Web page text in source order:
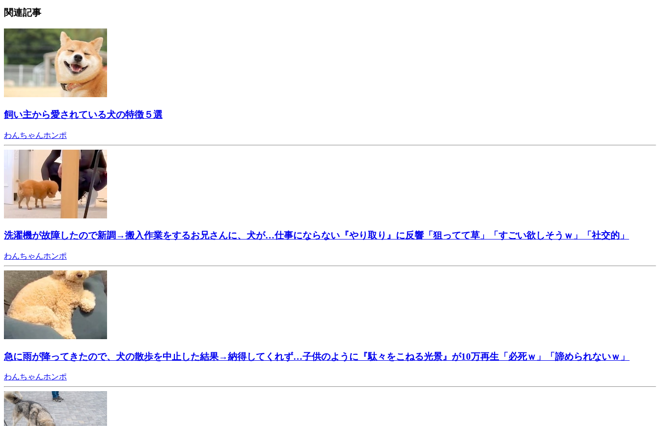
関連記事
飼い主から愛されている犬の特徴５選
わんちゃんホンポ
洗濯機が故障したので新調→搬入作業をするお兄さんに、犬が…仕事にならない『やり取り』に反響「狙ってて草」「すごい欲しそうｗ」「社交的」
わんちゃんホンポ
急に雨が降ってきたので、犬の散歩を中止した結果→納得してくれず…子供のように『駄々をこねる光景』が10万再生「必死ｗ」「諦められないｗ」
わんちゃんホンポ